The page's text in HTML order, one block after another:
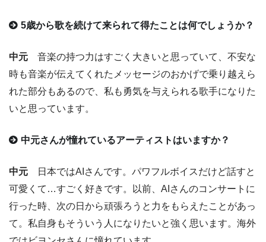
5歳から歌を続けて来られて得たことは何でしょうか？
中元 音楽の持つ力はすごく大きいと思っていて、不安な
時も音楽が伝えてくれたメッセージのおかげで乗り越えら
れた部分もあるので、私も勇気を与えられる歌手になりた
いと思っています。
中元さんが憧れているアーティストはいますか？
中元 日本ではAIさんです。パワフルボイスだけど話すと
可愛くて…すごく好きです。以前、AIさんのコンサートに
行った時、次の日から頑張ろうと力をもらえたことがあっ
て。私自身もそういう人になりたいと強く思います。海外